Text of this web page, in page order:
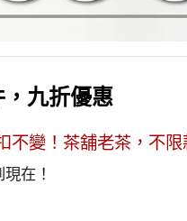
九折優惠
不變！茶舖老茶，不
在！